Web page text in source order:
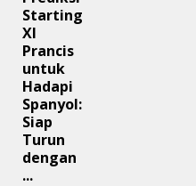
Starting
XI
Prancis
untuk
Hadapi
Spanyol:
Siap
Turun
dengan
...